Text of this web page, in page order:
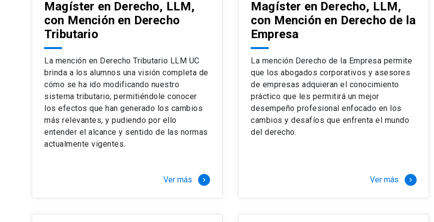
Magíster en Derecho, LLM,
con Mención en Derecho
Tributario
La mención en Derecho Tributario LLM UC
brinda a los alumnos una visión completa de
cómo se ha ido modificando nuestro
sistema tributario, permitiéndole conocer
los efectos que han generado los cambios
más relevantes, y pudiendo por ello
entender el alcance y sentido de las normas
actualmente vigentes.
Ver más keyboard_arrow_right
Magíster en Derecho, LLM,
con Mención en Derecho de la
Empresa
La mención Derecho de la Empresa permite
que los abogados corporativos y asesores
de empresas adquieran el conocimiento
práctico que les permitirá un mejor
desempeño profesional enfocado en los
cambios y desafíos que enfrenta el mundo
del derecho.
Ver más keyboard_arrow_right